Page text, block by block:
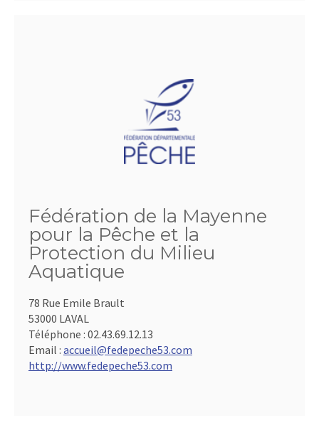
Fédération de la Mayenne
pour la Pêche et la
Protection du Milieu
Aquatique
78 Rue Emile Brault
53000 LAVAL
Téléphone : 02.43.69.12.13
Email : accueil@fedepeche53.com
http://www.fedepeche53.com